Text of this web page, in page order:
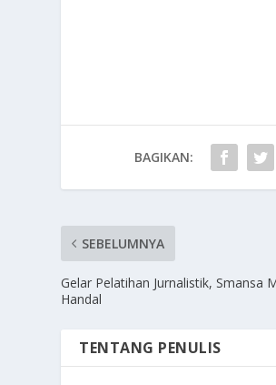
BAGIKAN:
SEBELUMNYA
Gelar Pelatihan Jurnalistik, Smansa
Handal
TENTANG PENULIS